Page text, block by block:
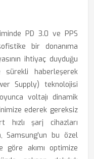
PD 3.0 ve PPS
bir donanıma
ihtiyaç duyduğu
sürekli haberleşerek
Supply) teknolojisi
voltajı dinamik
ederek gereksiz
hızlı şarj cihazları
Samsung'un bu özel
göre akımı optimize